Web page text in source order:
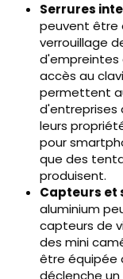
Serrures
peuvent être
verrouillage
d'empreintes
accès au
permettent
d'entreprises
leurs
pour
que des
produisent.
Capteurs et
aluminium
capteurs de
des mini
être équipée
déclenche